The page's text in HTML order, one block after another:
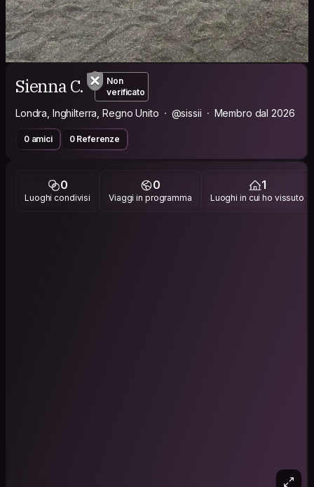
Sienna C.
Non
verificato
Londra, Inghilterra, Regno Unito @sissii Membro dal 2026
0 amici 0 Referenze
0
Luoghi condivisi
0
Viaggi in programma
1
Luoghi in cui ho vissuto